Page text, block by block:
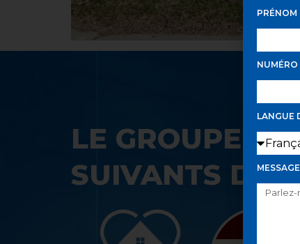
LE GROUPE
SUIVANTS
PRÉNOM
LANGUE
MESSAGE